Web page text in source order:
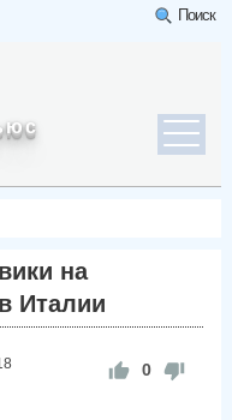
Поиск
на
Италии
0